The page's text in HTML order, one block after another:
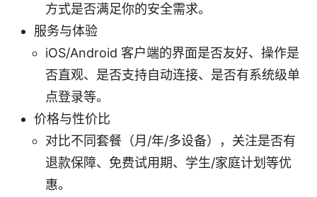
方式是否满足你的安全需求。
服务与体验
iOS/Android 客户端的界面是否友好、操作是
否直观、是否支持自动连接、是否有系统级单
点登录等。
价格与性价比
对比不同套餐（月/年/多设备），关注是否有
退款保障、免费试用期、学生/家庭计划等优
惠。